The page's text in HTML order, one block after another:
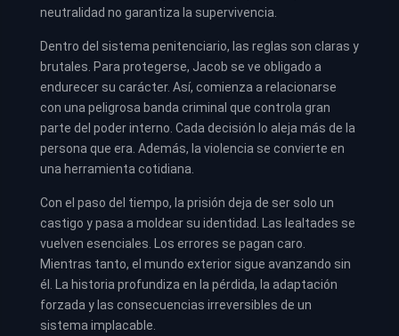
neutralidad no garantiza la supervivencia.
Dentro del sistema penitenciario, las reglas son claras y
brutales. Para protegerse, Jacob se ve obligado a
endurecer su carácter. Así, comienza a relacionarse
con una peligrosa banda criminal que controla gran
parte del poder interno. Cada decisión lo aleja más de la
persona que era. Además, la violencia se convierte en
una herramienta cotidiana.
Con el paso del tiempo, la prisión deja de ser solo un
castigo y pasa a moldear su identidad. Las lealtades se
vuelven esenciales. Los errores se pagan caro.
Mientras tanto, el mundo exterior sigue avanzando sin
él. La historia profundiza en la pérdida, la adaptación
forzada y las consecuencias irreversibles de un
sistema implacable.